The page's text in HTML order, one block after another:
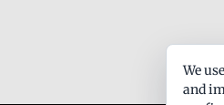
We
and